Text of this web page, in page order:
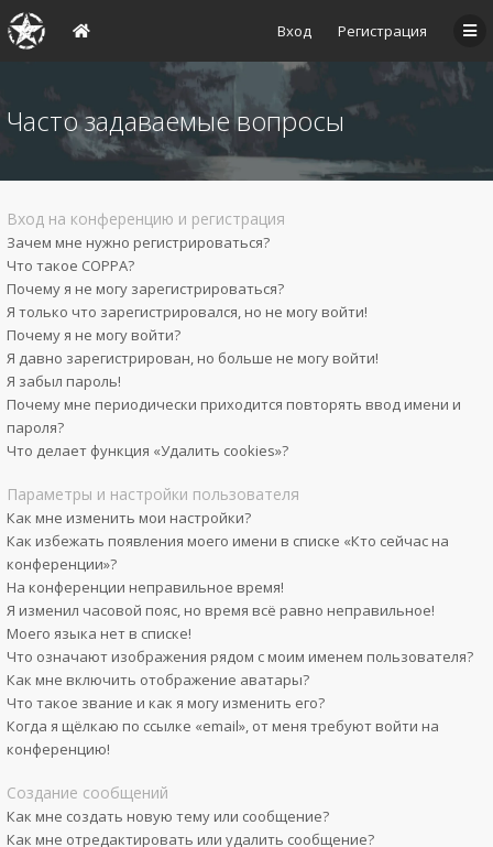
Вход Регистрация
Часто задаваемые вопросы
Вход на конференцию и регистрация
Зачем мне нужно регистрироваться?
Что такое COPPA?
Почему я не могу зарегистрироваться?
Я только что зарегистрировался, но не могу войти!
Почему я не могу войти?
Я давно зарегистрирован, но больше не могу войти!
Я забыл пароль!
Почему мне периодически приходится повторять ввод имени и
пароля?
Что делает функция «Удалить cookies»?
Параметры и настройки пользователя
Как мне изменить мои настройки?
Как избежать появления моего имени в списке «Кто сейчас на
конференции»?
На конференции неправильное время!
Я изменил часовой пояс, но время всё равно неправильное!
Моего языка нет в списке!
Что означают изображения рядом с моим именем пользователя?
Как мне включить отображение аватары?
Что такое звание и как я могу изменить его?
Когда я щёлкаю по ссылке «email», от меня требуют войти на
конференцию!
Создание сообщений
Как мне создать новую тему или сообщение?
Как мне отредактировать или удалить сообщение?